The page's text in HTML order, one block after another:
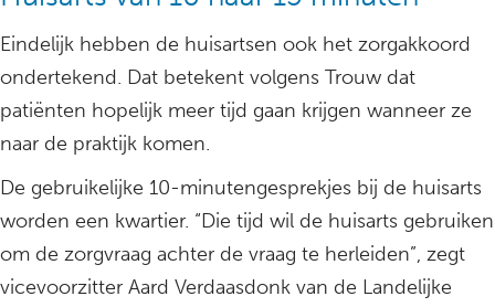
Eindelijk hebben de huisartsen ook het zorgakkoord
ondertekend. Dat betekent volgens Trouw dat
patiënten hopelijk meer tijd gaan krijgen wanneer ze
naar de praktijk komen.
De gebruikelijke 10-minutengesprekjes bij de huisarts
worden een kwartier. “Die tijd wil de huisarts gebruiken
om de zorgvraag achter de vraag te herleiden”, zegt
vicevoorzitter Aard Verdaasdonk van de Landelijke